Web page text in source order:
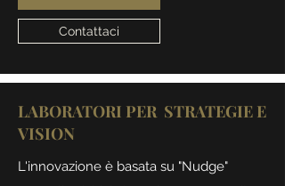
Contattaci
LABORATORI PER STRATEGIE E
VISION
L'innovazione è basata su "Nudge"